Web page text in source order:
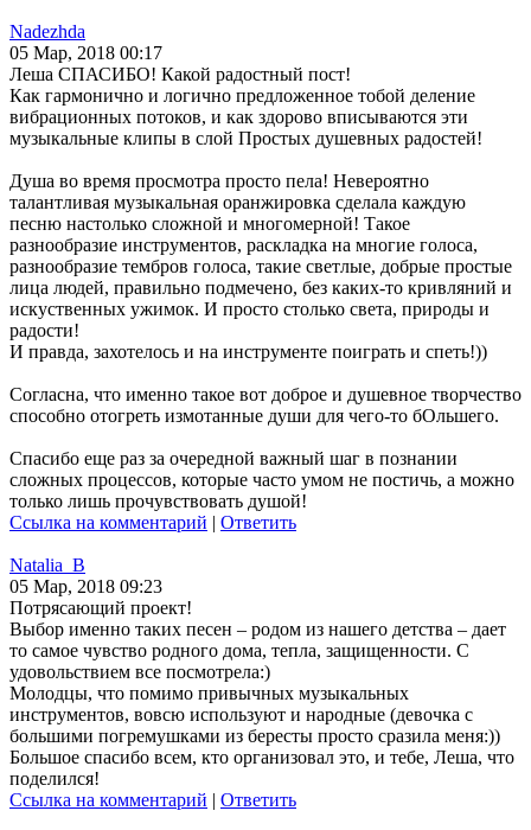
Nadezhda
05 Мар, 2018 00:17
Леша СПАСИБО! Какой радостный пост!
Как гармонично и логично предложенное тобой деление
вибрационных потоков, и как здорово вписываются эти
музыкальные клипы в слой Простых душевных радостей!
Душа во время просмотра просто пела! Невероятно
талантливая музыкальная оранжировка сделала каждую
песню настолько сложной и многомерной! Такое
разнообразие инструментов, раскладка на многие голоса,
разнообразие тембров голоса, такие светлые, добрые простые
лица людей, правильно подмечено, без каких-то кривляний и
искуственных ужимок. И просто столько света, природы и
радости!
И правда, захотелось и на инструменте поиграть и спеть!))
Согласна, что именно такое вот доброе и душевное творчество
способно отогреть измотанные души для чего-то бОльшего.
Спасибо еще раз за очередной важный шаг в познании
сложных процессов, которые часто умом не постичь, а можно
только лишь прочувствовать душой!
Ссылка на комментарий | Ответить
Natalia_B
05 Мар, 2018 09:23
Потрясающий проект!
Выбор именно таких песен – родом из нашего детства – дает
то самое чувство родного дома, тепла, защищенности. С
удовольствием все посмотрела:)
Молодцы, что помимо привычных музыкальных
инструментов, вовсю используют и народные (девочка с
большими погремушками из бересты просто сразила меня:))
Большое спасибо всем, кто организовал это, и тебе, Леша, что
поделился!
Ссылка на комментарий | Ответить